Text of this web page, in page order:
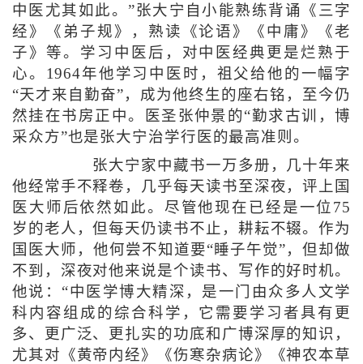
中医尤其如此。”张大宁自小能熟练背诵《三字
经》《弟子规》，熟读《论语》《中庸》《老
子》等。学习中医后，对中医经典更是烂熟于
心。1964年他学习中医时，祖父给他的一幅字
“天才来自勤奋”，成为他终生的座右铭，至今仍
然挂在书房正中。医圣张仲景的“勤求古训，博
采众方”也是张大宁治学行医的最高准则。
张大宁家中藏书一万多册，几十年来
他经常手不释卷，几乎每天读书至深夜，评上国
医大师后依然如此。尽管他现在已经是一位75
岁的老人，但每天仍读书不止，耕耘不辍。作为
国医大师，他何尝不知道要“睡子午觉”，但却做
不到，深夜对他来说是个读书、写作的好时机。
他说：“中医学博大精深，是一门由众多人文学
科内容组成的综合科学，它需要学习者具有更
多、更广泛、更扎实的功底和广博深厚的知识，
尤其对《黄帝内经》《伤寒杂病论》《神农本草